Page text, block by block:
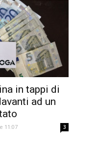
in tappi di
ad un
11:07 3